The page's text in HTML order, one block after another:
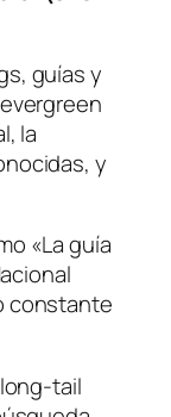
guías y
la
y
«La guía
constante
tail